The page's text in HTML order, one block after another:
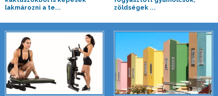
lakmározni a te...
zöldségek ...